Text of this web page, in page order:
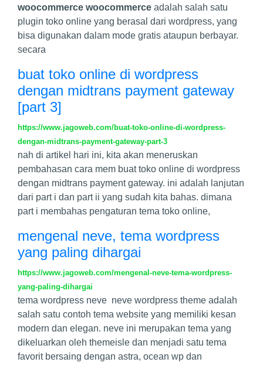
woocommerce woocommerce adalah salah satu
plugin toko online yang berasal dari wordpress, yang
bisa digunakan dalam mode gratis ataupun berbayar.
secara
buat toko online di wordpress
dengan midtrans payment gateway
[part 3]
https://www.jagoweb.com/buat-toko-online-di-wordpress-
dengan-midtrans-payment-gateway-part-3
nah di artikel hari ini, kita akan meneruskan
pembahasan cara mem buat toko online di wordpress
dengan midtrans payment gateway. ini adalah lanjutan
dari part i dan part ii yang sudah kita bahas. dimana
part i membahas pengaturan tema toko online,
mengenal neve, tema wordpress
yang paling dihargai
https://www.jagoweb.com/mengenal-neve-tema-wordpress-
yang-paling-dihargai
tema wordpress neve neve wordpress theme adalah
salah satu contoh tema website yang memiliki kesan
modern dan elegan. neve ini merupakan tema yang
dikeluarkan oleh themeisle dan menjadi satu tema
favorit bersaing dengan astra, ocean wp dan